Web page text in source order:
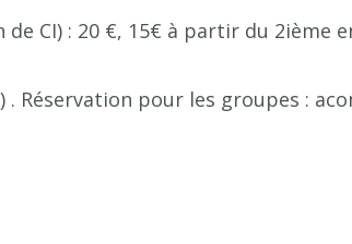
CI) : 20 €, 15€ à partir du 2ième
Réservation pour les groupes :